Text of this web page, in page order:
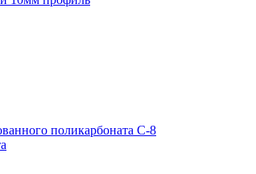
поликарбоната С-8